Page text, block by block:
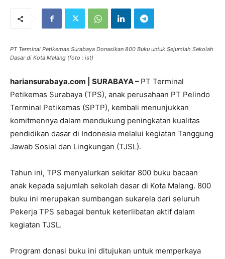
PT Terminal Petikemas Surabaya Donasikan 800 Buku untuk Sejumlah Sekolah
Dasar di Kota Malang (foto : ist)
hariansurabaya.com | SURABAYA – PT Terminal
Petikemas Surabaya (TPS), anak perusahaan PT Pelindo
Terminal Petikemas (SPTP), kembali menunjukkan
komitmennya dalam mendukung peningkatan kualitas
pendidikan dasar di Indonesia melalui kegiatan Tanggung
Jawab Sosial dan Lingkungan (TJSL).
Tahun ini, TPS menyalurkan sekitar 800 buku bacaan
anak kepada sejumlah sekolah dasar di Kota Malang. 800
buku ini merupakan sumbangan sukarela dari seluruh
Pekerja TPS sebagai bentuk keterlibatan aktif dalam
kegiatan TJSL.
Program donasi buku ini ditujukan untuk memperkaya